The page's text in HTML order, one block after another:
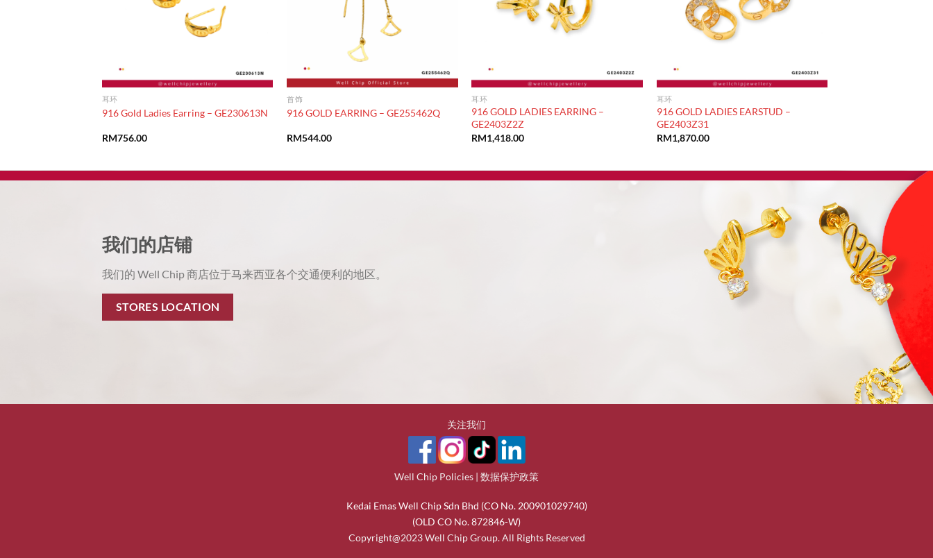
耳环
916 Gold Ladies Earring – GE230613N
RM756.00
首饰
916 GOLD EARRING – GE255462Q
RM544.00
耳环
916 GOLD LADIES EARRING –
GE2403Z2Z
RM1,418.00
耳环
916 GOLD LADIES EARSTUD –
GE2403Z31
RM1,870.00
我们的店铺
我们的 Well Chip 商店位于马来西亚各个交通便利的地区。
STORES LOCATION
关注我们
Well Chip Policies | 数据保护政策
Kedai Emas Well Chip Sdn Bhd (CO No. 200901029740)
(OLD CO No. 872846-W)
Copyright@2023 Well Chip Group. All Rights Reserved